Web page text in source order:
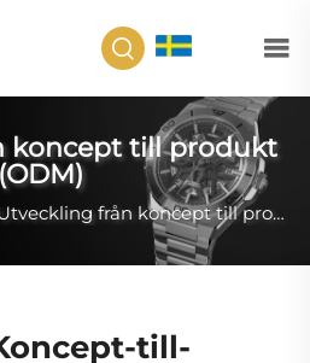
koncept till produkt
(ODM)
från koncept till produkt (ODM)
till-